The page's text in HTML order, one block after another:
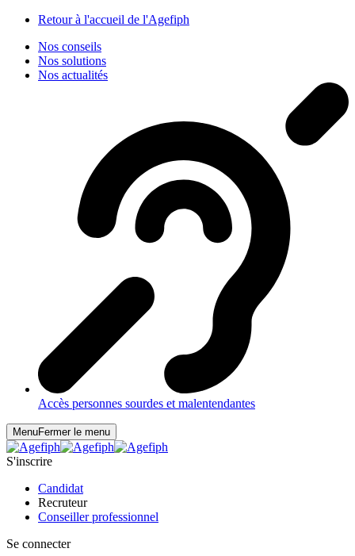
Retour à l'accueil de l'Agefiph
Nos conseils
Nos solutions
Nos actualités
Accès personnes sourdes et malentendantes
MenuFermer le menu
S'inscrire
Candidat
Recruteur
Conseiller professionnel
Se connecter